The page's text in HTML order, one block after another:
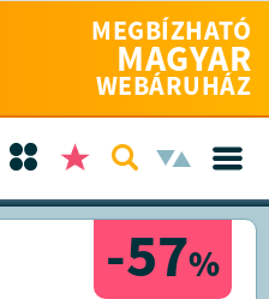
MEGBÍZHATÓ
MAGYAR
WEBÁRUHÁZ
-57%